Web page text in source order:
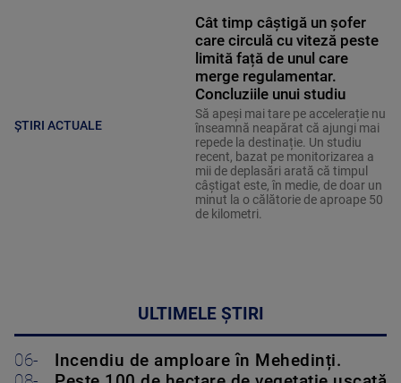
ȘTIRI ACTUALE
Cât timp câștigă un șofer
care circulă cu viteză peste
limită față de unul care
merge regulamentar.
Concluziile unui studiu
Să apeși mai tare pe accelerație nu
înseamnă neapărat că ajungi mai
repede la destinație. Un studiu
recent, bazat pe monitorizarea a
mii de deplasări arată că timpul
câștigat este, în medie, de doar un
minut la o călătorie de aproape 50
de kilometri.
ULTIMELE ȘTIRI
06-
Incendiu de amploare în Mehedinți.